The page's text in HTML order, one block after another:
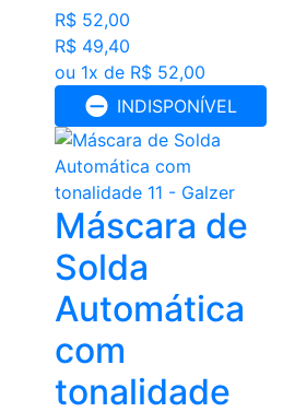
R$ 52,00
R$ 49,40
ou 1x de R$ 52,00
INDISPONÍVEL
Máscara de
Solda
Automática
com
tonalidade